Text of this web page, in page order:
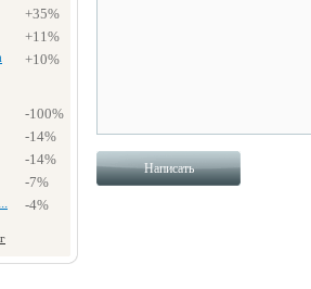
+35%
+11%
+10%
-100%
-14%
-14%
-7%
-4%